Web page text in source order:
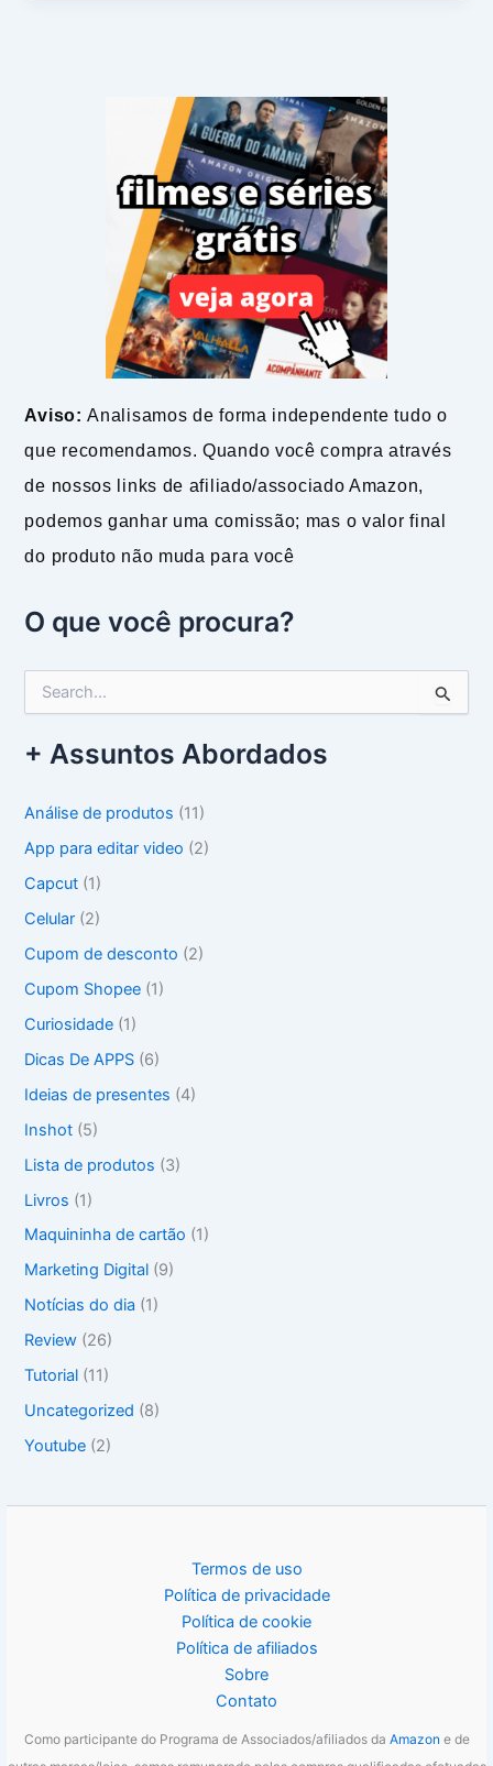
Aviso: Analisamos de forma independente tudo o
que recomendamos. Quando você compra através
de nossos links de afiliado/associado Amazon,
podemos ganhar uma comissão; mas o valor final
do produto não muda para você
O que você procura?
e
q
s
a
p
o
:
+ Assuntos Abordados
Análise de produtos (11)
App para editar video (2)
Capcut (1)
Celular (2)
Cupom de desconto (2)
Cupom Shopee (1)
Curiosidade (1)
Dicas De APPS (6)
Ideias de presentes (4)
Inshot (5)
Lista de produtos (3)
Livros (1)
Maquininha de cartão (1)
Marketing Digital (9)
Notícias do dia (1)
Review (26)
Tutorial (11)
Uncategorized (8)
Youtube (2)
Termos de uso
Política de privacidade
Política de cookie
Política de afiliados
Sobre
Contato
Como participante do Programa de Associados/afiliados da Amazon e de